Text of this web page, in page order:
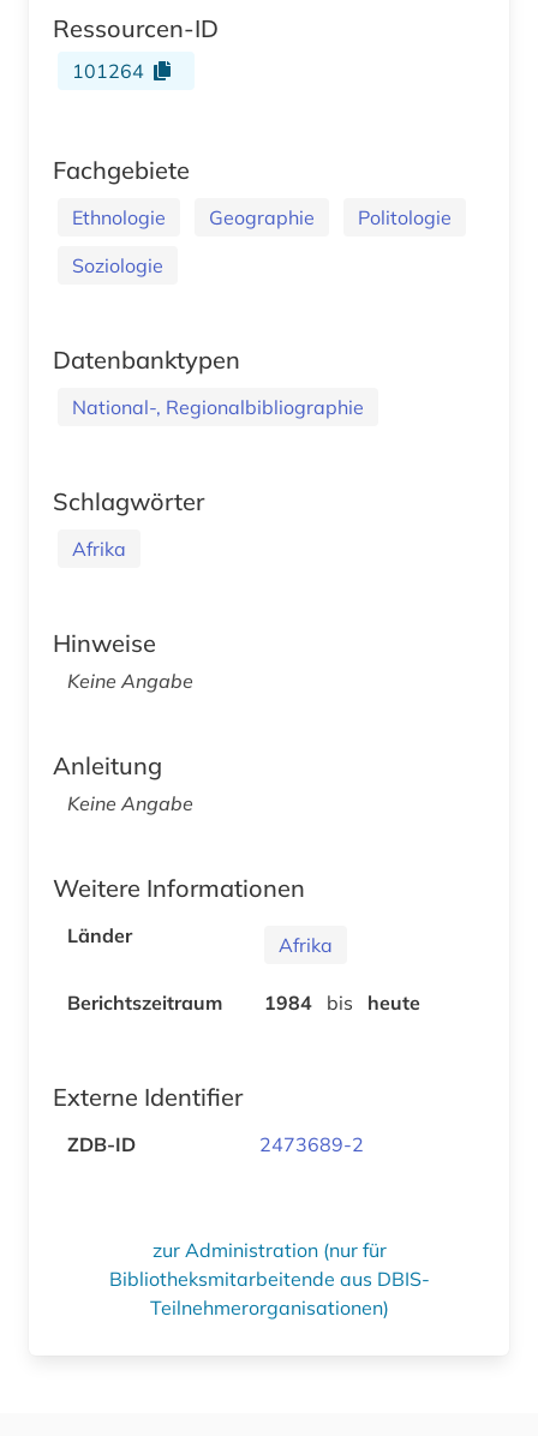
Ressourcen-ID
101264
Fachgebiete
Ethnologie Geographie
Politologie
Soziologie
Datenbanktypen
National-, Regionalbibliographie
Schlagwörter
Afrika
Hinweise
Keine Angabe
Anleitung
Keine Angabe
Weitere Informationen
Länder Afrika
Berichtszeitraum 1984 bis heute
Externe Identifier
ZDB-ID 2473689-2
zur Administration (nur für
Bibliotheksmitarbeitende aus DBIS-
Teilnehmerorganisationen)